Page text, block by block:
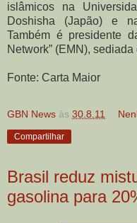
islâmicos na
Doshisha (Japão) e
Também é presidente
Network” (EMN),
Fonte: Carta Maior
GBN News às 30.8.11
Compartilhar
Brasil reduz
gasolina para